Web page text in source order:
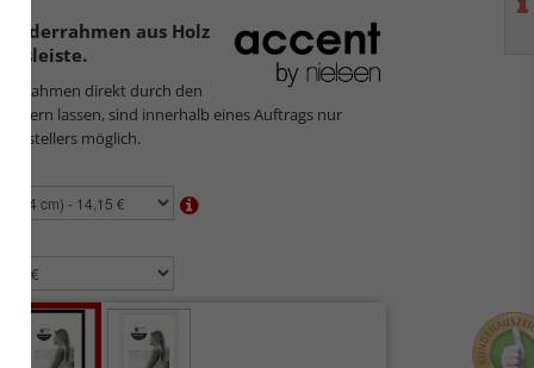
Bilderrahmen aus Holz
direkt durch den
lassen, sind innerhalb eines Auftrags nur
Herstellers möglich.